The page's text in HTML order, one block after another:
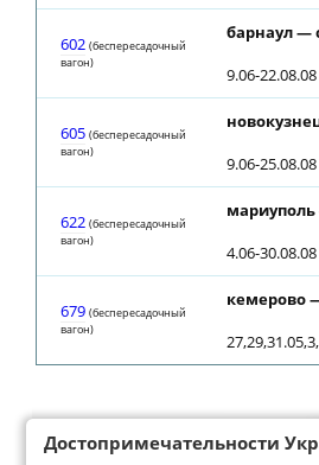
602 (беспересадочный
вагон)
барнаул —
9.06-
605 (беспересадочный
вагон)
9.06-
622 (беспересадочный
вагон)
4.06-
679 (беспересадочный
вагон)
кемерово
Достопримечательности